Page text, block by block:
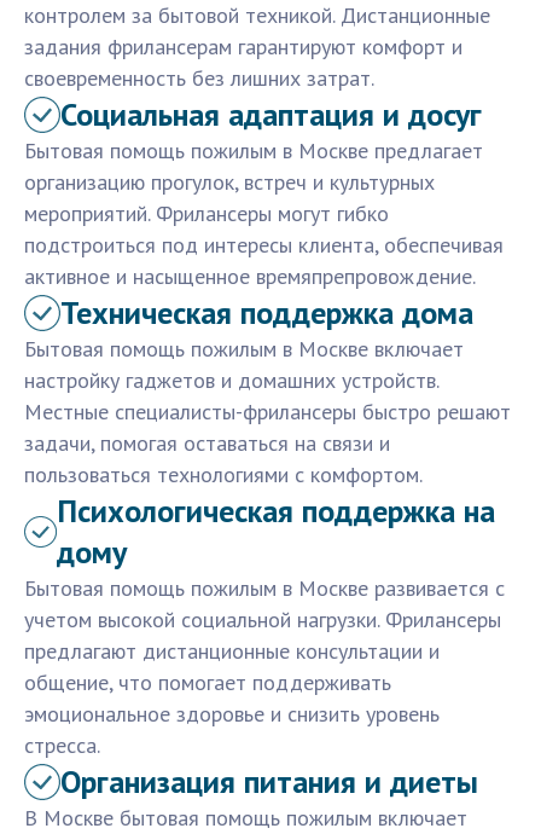
контролем за бытовой техникой. Дистанционные
задания фрилансерам гарантируют комфорт и
своевременность без лишних затрат.
Социальная адаптация и досуг
Бытовая помощь пожилым в Москве предлагает
организацию прогулок, встреч и культурных
мероприятий. Фрилансеры могут гибко
подстроиться под интересы клиента, обеспечивая
активное и насыщенное времяпрепровождение.
Техническая поддержка дома
Бытовая помощь пожилым в Москве включает
настройку гаджетов и домашних устройств.
Местные специалисты-фрилансеры быстро решают
задачи, помогая оставаться на связи и
пользоваться технологиями с комфортом.
Психологическая поддержка на
дому
Бытовая помощь пожилым в Москве развивается с
учетом высокой социальной нагрузки. Фрилансеры
предлагают дистанционные консультации и
общение, что помогает поддерживать
эмоциональное здоровье и снизить уровень
стресса.
Организация питания и диеты
В Москве бытовая помощь пожилым включает